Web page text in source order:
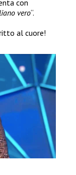
con
vero“.
al cuore!